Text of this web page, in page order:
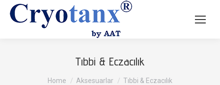
Tıbbi & Eczacılık
You are here:
Home Aksesuarlar Tıbbi & Eczacılık